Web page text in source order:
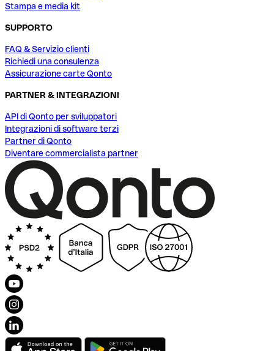
Stampa e media kit
SUPPORTO
FAQ & Servizio clienti
Richiedi una consulenza
Assicurazione carte Qonto
PARTNER & INTEGRAZIONI
API di Qonto per sviluppatori
Integrazioni di software terzi
Partner di Qonto
Diventare commercialista partner